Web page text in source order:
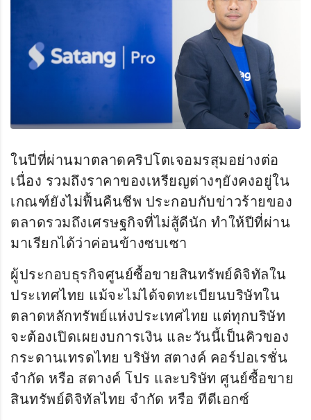
ในปีที่ผ่านมาตลาดคริปโตเจอมรสุมอย่างต่อ
เนื่อง รวมถึงราคาของเหรียญต่างๆยังคงอยู่ใน
เกณฑ์ยังไม่ฟื้นคืนชีพ ประกอบกับข่าวร้ายของ
ตลาดรวมถึงเศรษฐกิจที่ไม่สู้ดีนัก ทำให้ปีที่ผ่าน
มาเรียกได้ว่าค่อนข้างซบเซา
ผู้ประกอบธุรกิจศูนย์ซื้อขายสินทรัพย์ดิจิทัลใน
ประเทศไทย แม้จะไม่ได้จดทะเบียนบริษัทใน
ตลาดหลักทรัพย์แห่งประเทศไทย แต่ทุกบริษัท
จะต้องเปิดเผยงบการเงิน และวันนี้เป็นคิวของ
กระดานเทรดไทย บริษัท สตางค์ คอร์ปอเรชั่น
จำกัด หรือ สตางค์ โปร และบริษัท ศูนย์ซื้อขาย
สินทรัพย์ดิจิทัลไทย จำกัด หรือ ทีดีเอกซ์